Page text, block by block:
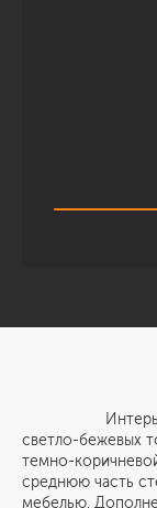
Интерьер
светло-бежевых
темно-
среднюю часть
мебелью.